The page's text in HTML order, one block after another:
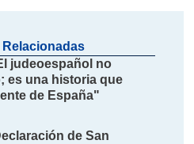
Relacionadas
judeoespañol no
es una historia que
de España"
de San